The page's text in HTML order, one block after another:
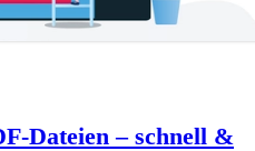
Dateien – schnell &